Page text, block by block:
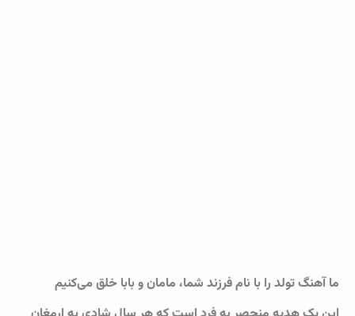
ما آهنگ تولد را با نام فرزند شما، مامان و بابا خلق می‌کنیم